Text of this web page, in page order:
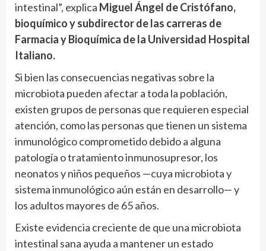
intestinal”, explica Miguel Ángel de Cristófano,
bioquímico y subdirector de las carreras de
Farmacia y Bioquímica de la Universidad Hospital
Italiano.
Si bien las consecuencias negativas sobre la
microbiota pueden afectar a toda la población,
existen grupos de personas que requieren especial
atención, como las personas que tienen un sistema
inmunológico comprometido debido a alguna
patología o tratamiento inmunosupresor, los
neonatos y niños pequeños —cuya microbiota y
sistema inmunológico aún están en desarrollo— y
los adultos mayores de 65 años.
Existe evidencia creciente de que una microbiota
intestinal sana ayuda a mantener un estado